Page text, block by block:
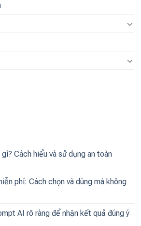
Cách hiểu và sử dụng an toàn
phí: Cách chọn và dùng mà không
AI rõ ràng để nhận kết quả đúng ý